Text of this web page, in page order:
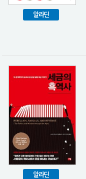
알라딘
알라딘